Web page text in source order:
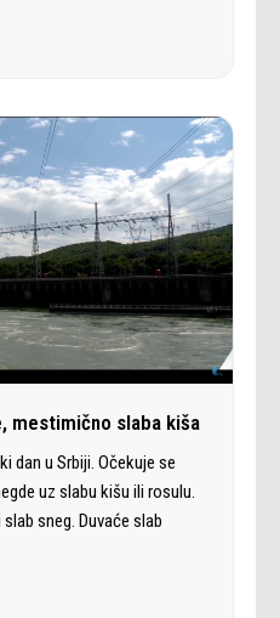
mestimično slaba kiša
dan u Srbiji. Očekuje se
uz slabu kišu ili rosulu.
sneg. Duvaće slab